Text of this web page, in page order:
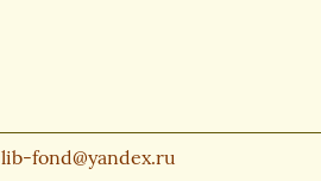
lib-fond@yandex.ru